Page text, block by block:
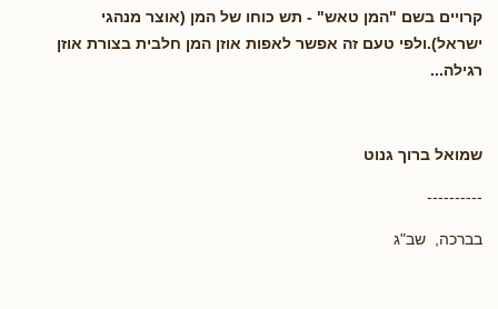
קרויים בשם "המן טאש" - תש כוחו של המן (אוצר מנהגי
ישראל).ולפי טעם זה אפשר לאפות אוזן המן חלבית בצורת אוזן
רגילה...
שמואל ברוך גנוט
----------
בברכה, שב"ג